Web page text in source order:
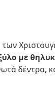
με
δέντρα,